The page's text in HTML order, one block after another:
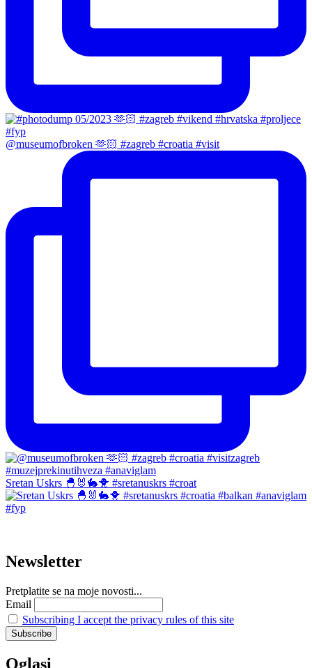
@museumofbroken 🫶🏻 #zagreb #croatia #visit
Sretan Uskrs 🐣🐰🐇🐥 #sretanuskrs #croat
Newsletter
Pretplatite se na moje novosti...
Email
Subscribing I accept the privacy rules of this site
Oglasi